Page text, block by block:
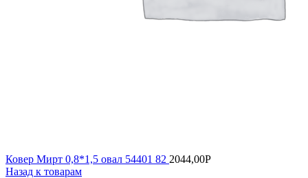
Ковер Мирт 0,8*1,5 овал 54401 82 2044,00Р
Назад к товарам